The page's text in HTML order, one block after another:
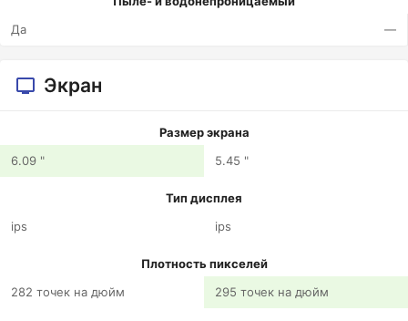
Да
—
Экран
Размер экрана
6.09 "
5.45 "
Тип дисплея
ips
ips
Плотность пикселей
282 точек на дюйм
295 точек на дюйм